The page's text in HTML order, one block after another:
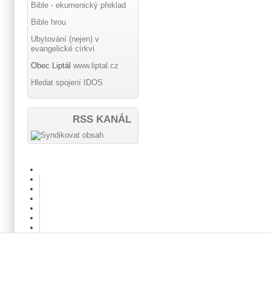
Bible - ekumenický překlad
Bible hrou
Ubytování (nejen) v
evangelické církvi
Obec Liptál www.liptal.cz
Hledat spojení IDOS
RSS KANÁL